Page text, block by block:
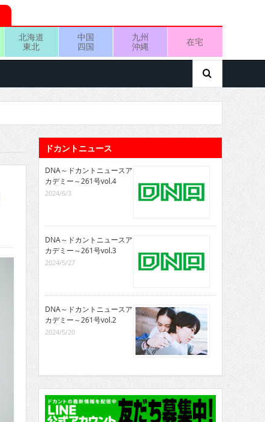
北海道
東北
中国
四国
九州
沖縄
在宅
ドカントニュース
DNA～ドカントニュースア
カデミー～261号vol.4
2024/6/3
DNA～ドカントニュースア
カデミー～261号vol.3
2024/5/27
DNA～ドカントニュースア
カデミー～261号vol.2
2024/5/20